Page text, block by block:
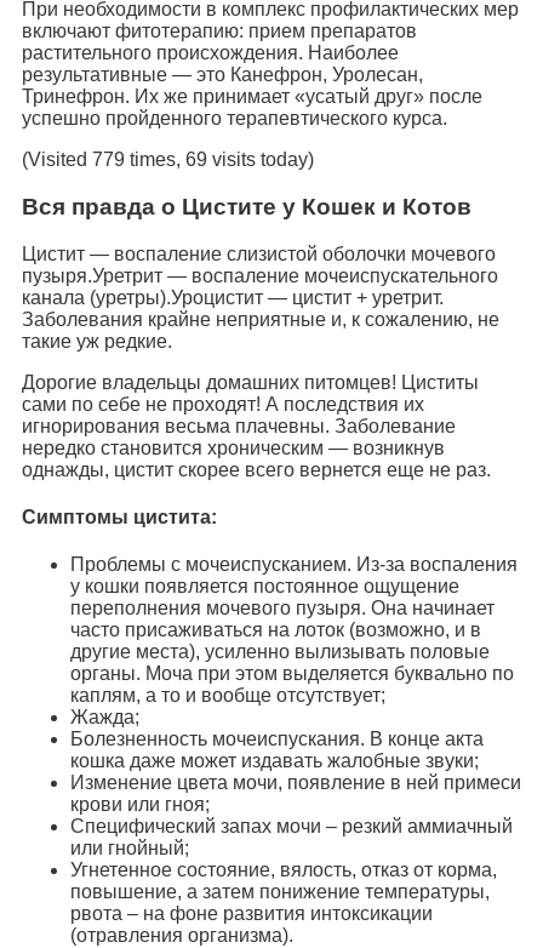
При необходимости в комплекс профилактических мер
включают фитотерапию: прием препаратов
растительного происхождения. Наиболее
результативные — это Канефрон, Уролесан,
Тринефрон. Их же принимает «усатый друг» после
успешно пройденного терапевтического курса.
(Visited 779 times, 69 visits today)
Вся правда о Цистите у Кошек и Котов
Цистит — воспаление слизистой оболочки мочевого
пузыря.Уретрит — воспаление мочеиспускательного
канала (уретры).Уроцистит — цистит + уретрит.
Заболевания крайне неприятные и, к сожалению, не
такие уж редкие.
Дорогие владельцы домашних питомцев! Циститы
сами по себе не проходят! А последствия их
игнорирования весьма плачевны. Заболевание
нередко становится хроническим — возникнув
однажды, цистит скорее всего вернется еще не раз.
Симптомы цистита:
Проблемы с мочеиспусканием. Из-за воспаления
у кошки появляется постоянное ощущение
переполнения мочевого пузыря. Она начинает
часто присаживаться на лоток (возможно, и в
другие места), усиленно вылизывать половые
органы. Моча при этом выделяется буквально по
каплям, а то и вообще отсутствует;
Жажда;
Болезненность мочеиспускания. В конце акта
кошка даже может издавать жалобные звуки;
Изменение цвета мочи, появление в ней примеси
крови или гноя;
Специфический запах мочи – резкий аммиачный
или гнойный;
Угнетенное состояние, вялость, отказ от корма,
повышение, а затем понижение температуры,
рвота – на фоне развития интоксикации
(отравления организма).